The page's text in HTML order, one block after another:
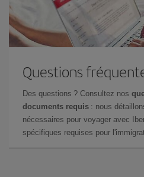
Questions
Des questions ? Consultez nos
documents requis : nous
nécessaires pour voyager avec
spécifiques requises pour